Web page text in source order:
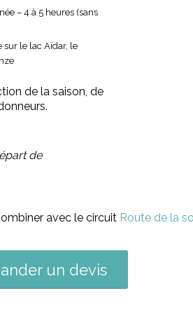
– 4 à 5 heures (sans
sur le lac Aïdar, le
de la saison, de
de
avec le circuit Route de la
un devis